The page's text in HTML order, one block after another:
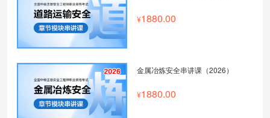
1880.00
金属冶炼安全串讲课（2026）
1880.00